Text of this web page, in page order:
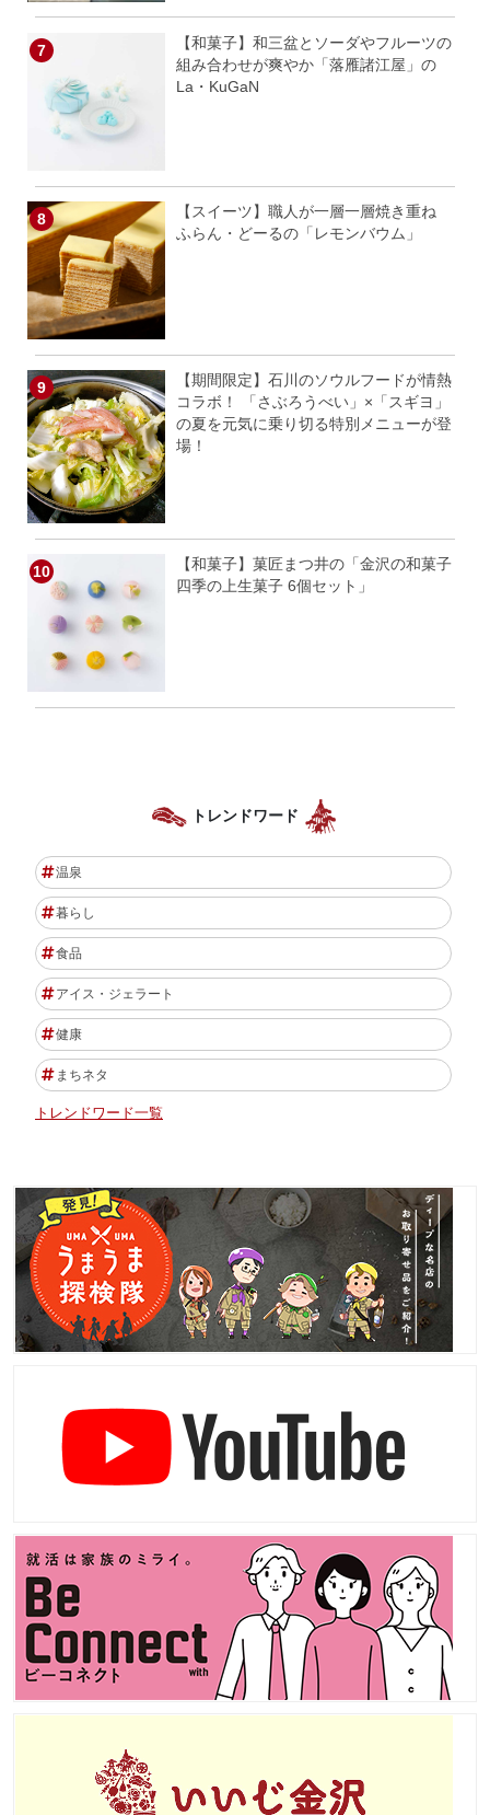
【和菓子】和三盆とソーダやフルーツの
組み合わせが爽やか「落雁諸江屋」の
La・KuGaN
【スイーツ】職人が一層一層焼き重ね
ふらん・どーるの「レモンバウム」
【期間限定】石川のソウルフードが情熱
コラボ！ 「さぶろうべい」×「スギヨ」
の夏を元気に乗り切る特別メニューが登
場！
【和菓子】菓匠まつ井の「金沢の和菓子
四季の上生菓子 6個セット」
トレンドワード
温泉
暮らし
食品
アイス・ジェラート
健康
まちネタ
トレンドワード一覧